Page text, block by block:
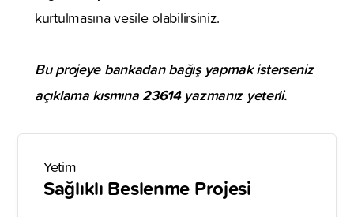
kurtulmasına vesile olabilirsiniz.
Bu projeye bankadan bağış yapmak isterseniz
açıklama kısmına23614yazmanız yeterli.
Yetim
Sağlıklı Beslenme Projesi